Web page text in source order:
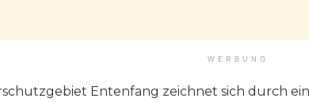
WERBUNG
Entenfang zeichnet sich durch